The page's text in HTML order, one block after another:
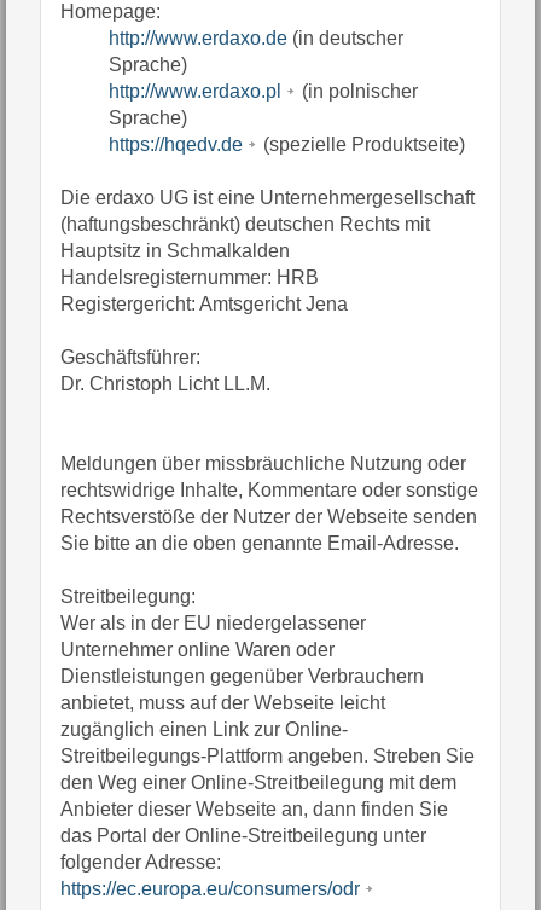
Homepage:
http://www.erdaxo.de (in deutscher
Sprache)
http://www.erdaxo.pl
(in polnischer
Sprache)
https://hqedv.de
(spezielle Produktseite)
Die erdaxo UG ist eine Unternehmergesellschaft
(haftungsbeschränkt) deutschen Rechts mit
Hauptsitz in Schmalkalden
Handelsregisternummer: HRB
Registergericht: Amtsgericht Jena
Geschäftsführer:
Dr. Christoph Licht LL.M.
Meldungen über missbräuchliche Nutzung oder
rechtswidrige Inhalte, Kommentare oder sonstige
Rechtsverstöße der Nutzer der Webseite senden
Sie bitte an die oben genannte Email-Adresse.
Streitbeilegung:
Wer als in der EU niedergelassener
Unternehmer online Waren oder
Dienstleistungen gegenüber Verbrauchern
anbietet, muss auf der Webseite leicht
zugänglich einen Link zur Online-
Streitbeilegungs-Plattform angeben. Streben Sie
den Weg einer Online-Streitbeilegung mit dem
Anbieter dieser Webseite an, dann finden Sie
das Portal der Online-Streitbeilegung unter
folgender Adresse:
https://ec.europa.eu/consumers/odr